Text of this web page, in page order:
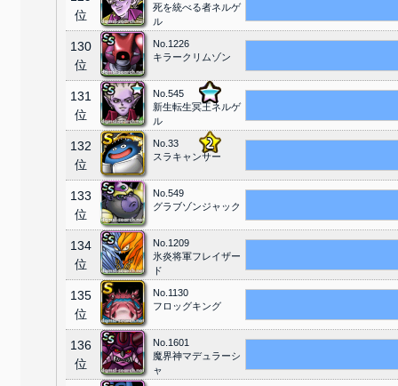
位
死を統べる者ネルゲ
ル
130
位
No.1226
キラークリムゾン
131
位
No.545
新生転生冥王ネルゲ
ル
132
位
No.33
スラキャンサー
133
位
No.549
グラブゾンジャック
134
位
No.1209
氷炎将軍フレイザー
ド
135
位
No.1130
フロッグキング
136
位
No.1601
魔界神マデュラーシ
ャ